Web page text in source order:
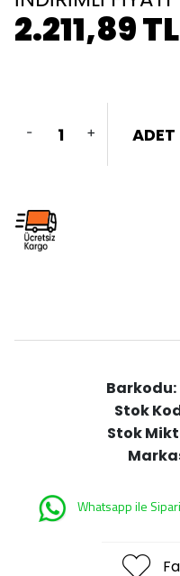
2.211,89 TL
- + ADET
Barkodu:
Stok
Stok
Whatsapp ile